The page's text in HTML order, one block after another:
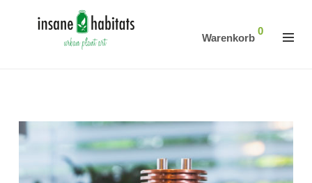
Warenkorb
0